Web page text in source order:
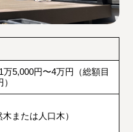
5,000円〜4万円（総額目
または人口木）